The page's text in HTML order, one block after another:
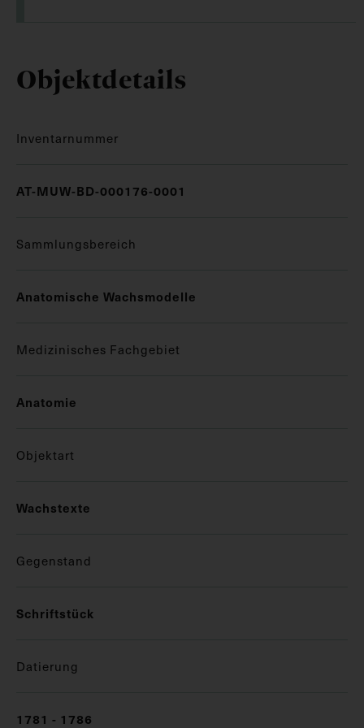
Objektdetails
Inventarnummer
AT-MUW-BD-000176-0001
Sammlungsbereich
Anatomische Wachsmodelle
Medizinisches Fachgebiet
Anatomie
Objektart
Wachstexte
Gegenstand
Schriftstück
Datierung
1781 - 1786